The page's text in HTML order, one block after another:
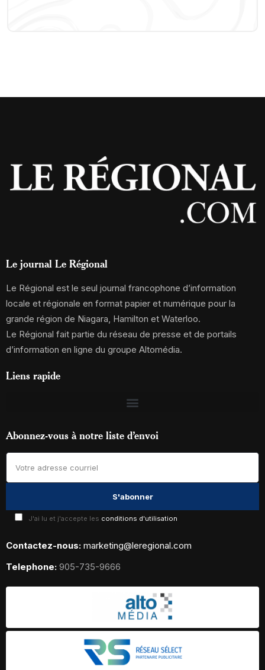
Le journal Le Régional
Le Régional est le seul journal francophone d’information
locale et régionale en format papier et numérique pour la
grande région de Niagara, Hamilton et Waterloo.
Le Régional fait partie du réseau de presse et de portails
d’information en ligne du groupe Altomédia.
Liens rapide
Abonnez-vous à notre liste d’envoi
J'ai lu et j'accepte les conditions d'utilisation
Contactez-nous: marketing@leregional.com
Telephone: 905-735-9666